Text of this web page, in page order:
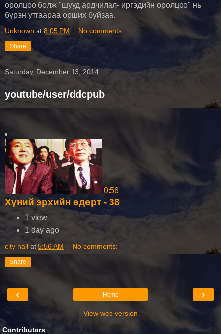
оролцоо болж "шууд ардчилал- иргэдийн оролцоо" нь
бүрэн утгаараа орших буйзаа.
Unknown at 8:05 PM No comments:
Share
Saturday, December 13, 2014
youtube/user/ddcpub
0:56
Хүний эрхийн өдөрт - 38
1 view
1 day ago
city hall at 5:56 AM No comments:
Share
‹ ›
Home
View web version
Contributors